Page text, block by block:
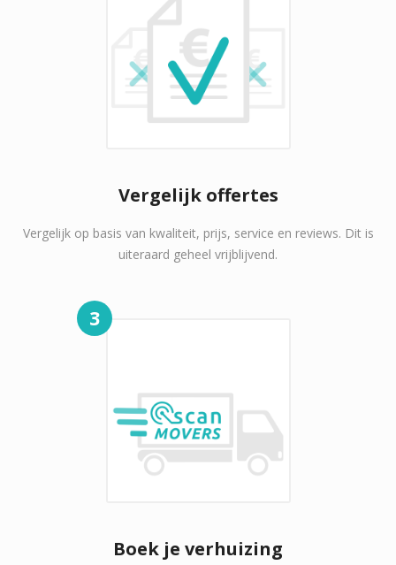
Vergelijk offertes
Vergelijk op basis van kwaliteit, prijs, service en reviews. Dit is
uiteraard geheel vrijblijvend.
3
Boek je verhuizing